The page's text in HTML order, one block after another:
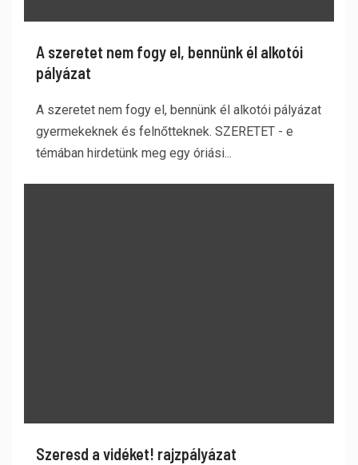
A szeretet nem fogy el, bennünk él alkotói
pályázat
A szeretet nem fogy el, bennünk él alkotói pályázat
gyermekeknek és felnőtteknek. SZERETET - e
témában hirdetünk meg egy óriási...
Szeresd a vidéket! rajzpályázat